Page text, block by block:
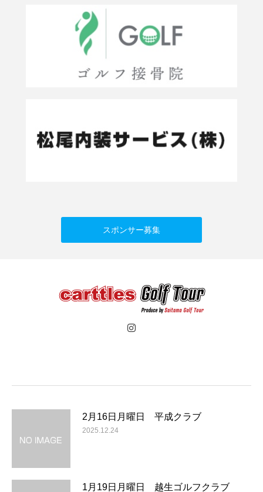
スポンサー募集
2月16日月曜日 平成クラブ
2025.12.24
1月19日月曜日 越生ゴルフクラブ